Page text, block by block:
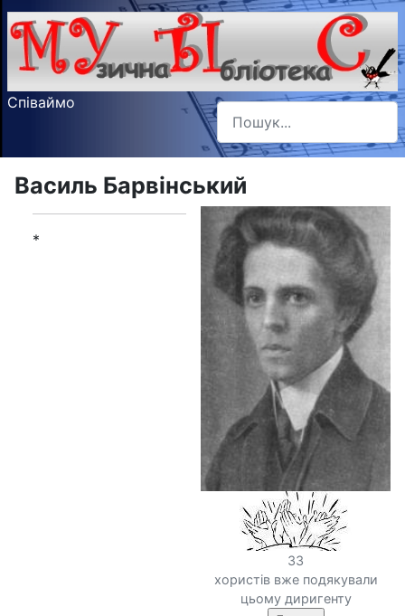
Співаймо Пошук
Type 2 or more characters
Василь Барвінський
33
хористів вже подякували
цьому диригенту
*